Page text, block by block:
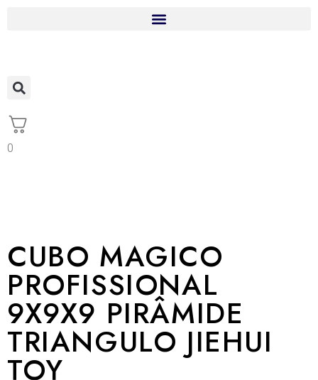
0
CUBO MAGICO
PROFISSIONAL
9X9X9 PIRÂMIDE
TRIANGULO JIEHUI
TOY